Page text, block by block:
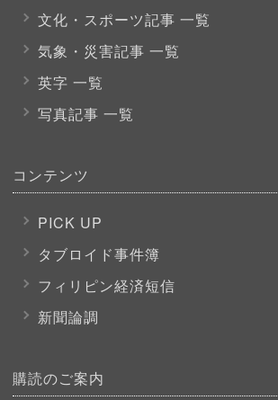
文化・スポーツ記事 一覧
気象・災害記事 一覧
英字 一覧
写真記事 一覧
コンテンツ
PICK UP
タブロイド事件簿
フィリピン経済短信
新聞論調
購読のご案内